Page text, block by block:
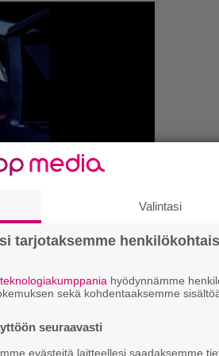
Sex-hitistään
mieheltä on toki
–
Valintasi
tarjotaksemme
hyödynnämme
sekä kohdentaaksemme
seuraavasti
evästeitä laitteellesi saadaksemme